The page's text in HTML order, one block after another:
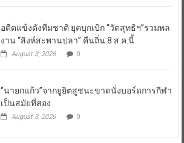
อดีตแข้งดังทีมชาติ ยุคบุกเบิก “วัดสุทธิฯ”รวมพล
งาน “สิงห์สะพานปลา” คืนถิ่น 8 ส.ค.นี้
August 3, 2026 0
“นายกแก้ว”จากยูยิตสูชนะขาดนั่งบอร์ดการกีฬา
เป็นสมัยที่สอง
August 3, 2026 0